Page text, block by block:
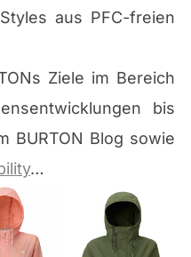
aus PFC-freien
Ziele im Bereich
bis
BURTON Blog sowie
…